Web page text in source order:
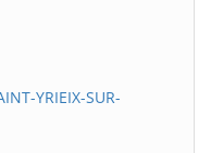
YRIEIX-SUR-